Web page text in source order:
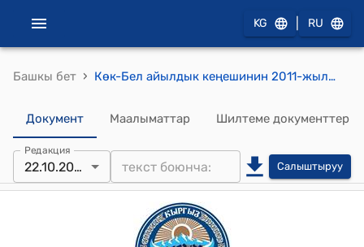
KG RU
Башкы бет › Көк-Бел айылдык кеңешинин 2011-жылдын 22-октябрындагы № IV/2 "Көк-Бел айыл өкмөтүнүн тургундарына там арка жер берүү жөнүндө" токтому
Документ Маалыматтар Шилтеме документтер
Редакция
22.10.2011 Салыштыруу